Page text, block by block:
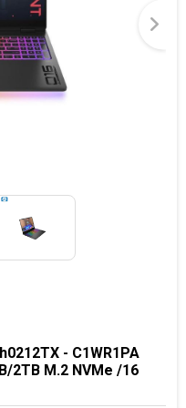
- C1WR1PA
2TB M.2 NVMe /16